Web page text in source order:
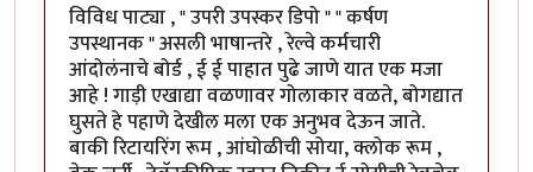
विविध पाट्या , " उपरी उपस्कर डिपो " " कर्षण
उपस्थानक " असली भाषान्तरे , रेल्वे कर्मचारी
आंदोलंनाचे बोर्ड , ई ई पाहात पुढे जाणे यात एक मजा
आहे ! गाड़ी एखाद्या वळणावर गोलाकार वळते, बोगद्यात
घुसते हे पहाणे देखील मला एक अनुभव देऊन जाते.
बाकी रिटायरिंग रूम , आंघोळीची सोया, क्लोक रूम ,